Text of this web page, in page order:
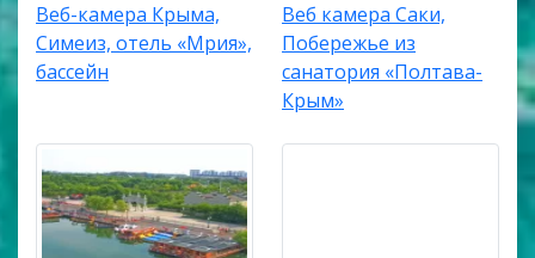
Веб-камера Крыма,
Симеиз, отель «Мрия»,
бассейн
Веб камера Саки,
Побережье из
санатория «Полтава-
Крым»